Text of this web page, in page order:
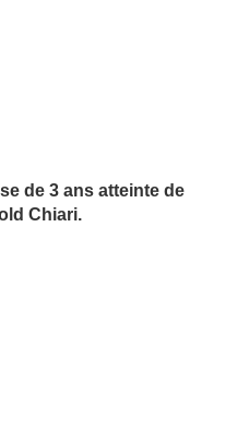
de 3 ans atteinte de
Chiari.